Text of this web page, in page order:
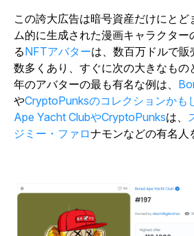
この誇大広告は暗号資産だけにと
ム的に生成された漫画キャラクタ
るNFTアバターは、数百万ドルで
数多くあり、すぐに次の大きなもの
年のアバターの最も有名な例は、
やCryptoPunksのコレクションかも
Ape Yacht ClubやCryptoPunksは、
ジミー・ファロナモンなどの有名人